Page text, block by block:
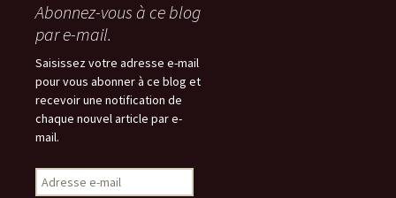
Abonnez-vous à ce blog
par e-mail.
Saisissez votre adresse e-mail
pour vous abonner à ce blog et
recevoir une notification de
chaque nouvel article par e-
mail.
Adresse